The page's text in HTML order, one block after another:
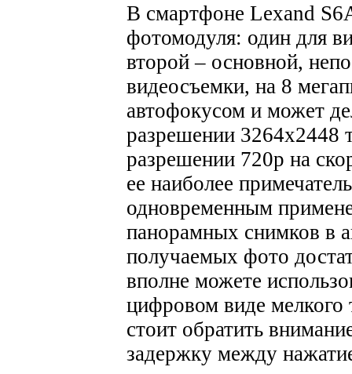
В смартфоне Lexand
фотомодуля: один для
второй – основной,
видеосъемки, на 8
автофокусом и может
разрешении 3264х2448
разрешении 720р на
ее наиболее
одновременным
панорамных снимков в
получаемых фото
вполне можете
цифровом виде мелкого
стоит обратить
задержку между